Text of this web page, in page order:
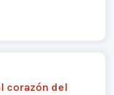
corazón del